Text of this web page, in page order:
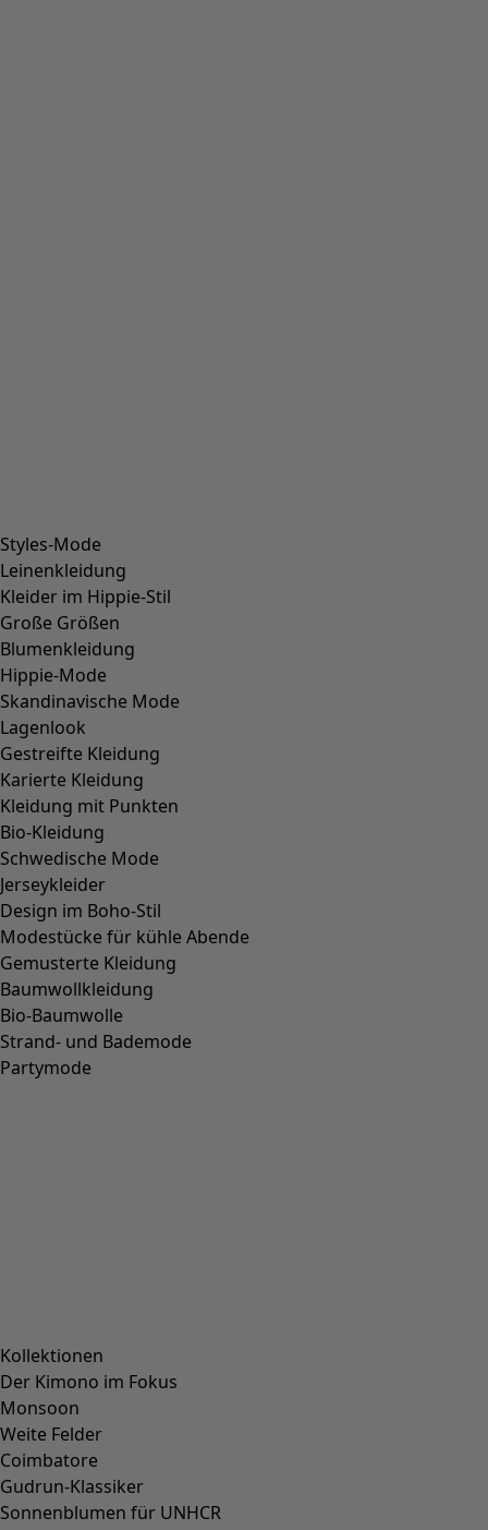
Styles-Mode
Leinenkleidung
Kleider im Hippie-Stil
Große Größen
Blumenkleidung
Hippie-Mode
Skandinavische Mode
Lagenlook
Gestreifte Kleidung
Karierte Kleidung
Kleidung mit Punkten
Bio-Kleidung
Schwedische Mode
Jerseykleider
Design im Boho-Stil
Modestücke für kühle Abende
Gemusterte Kleidung
Baumwollkleidung
Bio-Baumwolle
Strand- und Bademode
Partymode
Kollektionen
Der Kimono im Fokus
Monsoon
Weite Felder
Coimbatore
Gudrun-Klassiker
Sonnenblumen für UNHCR